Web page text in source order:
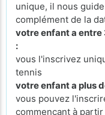
unique, il nous
complément de la
votre enfant a entre
:
vous l'inscrivez
tennis
votre enfant a plus
vous pouvez
commençant à